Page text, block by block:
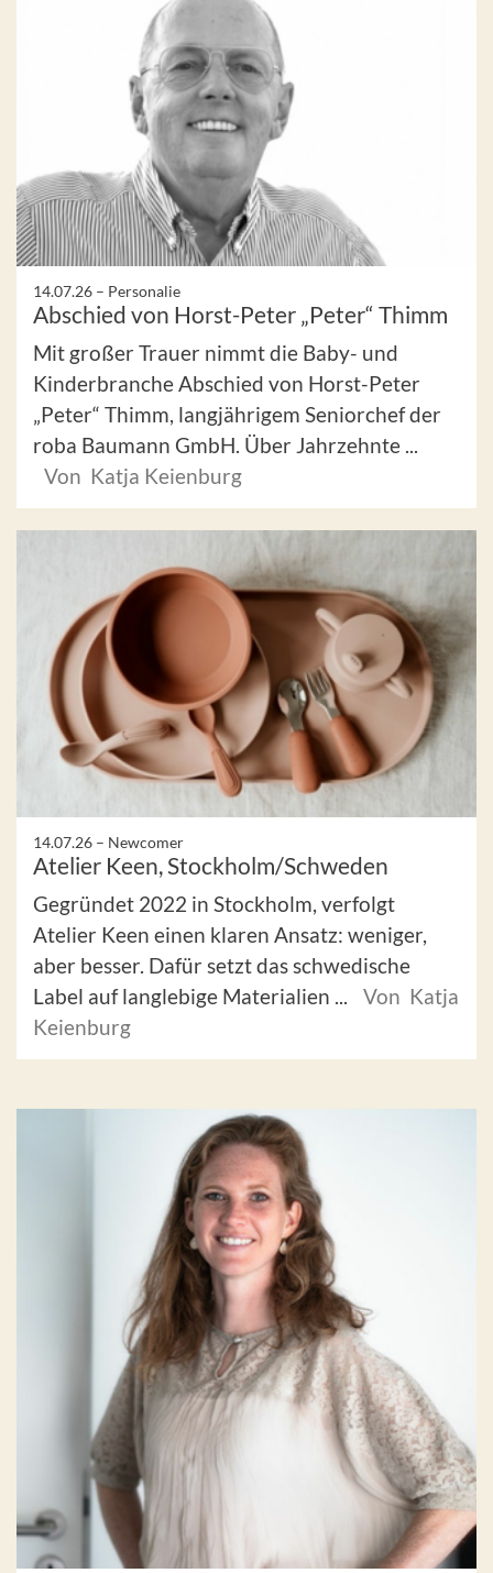
14.07.26 – Personalie
Abschied von Horst-Peter „Peter“ Thimm
Mit großer Trauer nimmt die Baby- und
Kinderbranche Abschied von Horst-Peter
„Peter“ Thimm, langjährigem Seniorchef der
roba Baumann GmbH. Über Jahrzehnte ...
Von Katja Keienburg
14.07.26 – Newcomer
Atelier Keen, Stockholm/Schweden
Gegründet 2022 in Stockholm, verfolgt
Atelier Keen einen klaren Ansatz: weniger,
aber besser. Dafür setzt das schwedische
Label auf langlebige Materialien ...
Von Katja
Keienburg